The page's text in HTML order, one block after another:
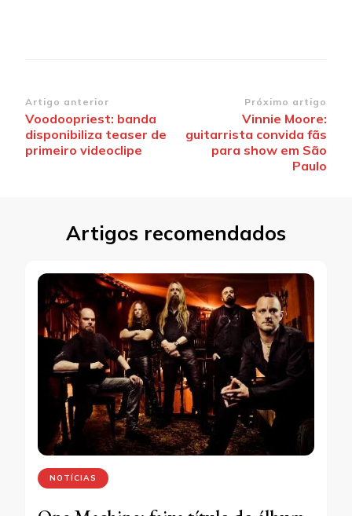
Navegação
de
post
Artigo anterior
Voodoopriest: banda
disponibiliza teaser de
primeiro videoclipe
Próximo artigo
Vinnie Moore:
guitarrista convida fãs
para show em São
Paulo
Artigos recomendados
NOTÍCIAS